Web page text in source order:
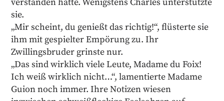
sie.
„Mir scheint, du genießt das richtig!“, flüsterte sie
ihm mit gespielter Empörung zu. Ihr
Zwillingsbruder grinste nur.
„Das sind wirklich viele Leute, Madame du Foix!
Ich weiß wirklich nicht…“, lamentierte Madame
Guion noch immer. Ihre Notizen wiesen